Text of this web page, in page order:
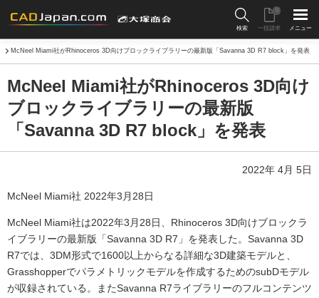
検索 一括請求
0
メニュー
McNeel Miami社がRhinoceros 3D向けブロックライブラリーの最新版「Savanna 3D R7 block」を発表
McNeel Miami社がRhinoceros 3D向け
ブロックライブラリーの最新版
「Savanna 3D R7 block」を発表
2022年 4月 5日
McNeel Miami社 2022年3月28日
McNeel Miami社は2022年3月28日、Rhinoceros 3D向けブロックラ
イブラリーの最新版「Savanna 3D R7」を発表した。Savanna 3D
R7では、3DM形式で1600以上からなる詳細な3D建築モデルと、
Grasshopperでパラメトリックモデルを作成するためのsubDモデル
が収録されている。またSavanna R7ライブラリーのフルコンテンツ